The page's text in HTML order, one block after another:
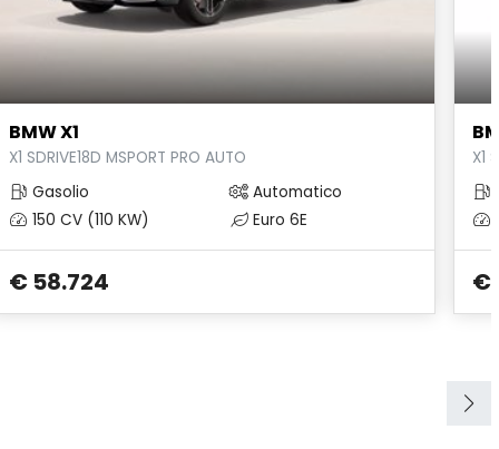
BMW X1
X1 SDRIVE18D MSPORT PRO AUTO
Gasolio
Automatico
150 CV (110 KW)
Euro 6E
€ 58.724
X1
€